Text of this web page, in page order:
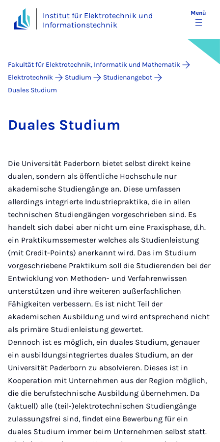
Institut für Elektrotechnik und
Informationstechnik
Menü
Fakultät für Elektrotechnik, Informatik und Mathematik
Elektrotechnik
Studium
Studienangebot
Duales Studium
Du­a­les Stu­di­um
Die Universität Paderborn bietet selbst direkt keine
dualen, sondern als öffentliche Hochschule nur
akademische Studiengänge an. Diese umfassen
allerdings integrierte Industriepraktika, die in allen
technischen Studiengängen vorgeschrieben sind. Es
handelt sich dabei aber nicht um eine Praxisphase, d.h.
ein Praktikumssemester welches als Studienleistung
(mit Credit-Points) anerkannt wird. Das im Studium
vorgeschriebene Praktikum soll die Studierenden bei der
Entwicklung von Methoden- und Verfahrenwissen
unterstützen und ihre weiteren außerfachlichen
Fähigkeiten verbessern. Es ist nicht Teil der
akademischen Ausbildung und wird entsprechend nicht
als primäre Studienleistung gewertet.
Dennoch ist es möglich, ein duales Studium, genauer
ein ausbildungsintegriertes duales Studium, an der
Universität Paderborn zu absolvieren. Dieses ist in
Kooperation mit Unternehmen aus der Region möglich,
die die berufstechnische Ausbildung übernehmen. Da
(aktuell) alle (teil-)elektrotechnischen Studiengänge
zulassungsfrei sind, findet eine Bewerbung für ein
duales Studium immer beim Unternehmen selbst statt.